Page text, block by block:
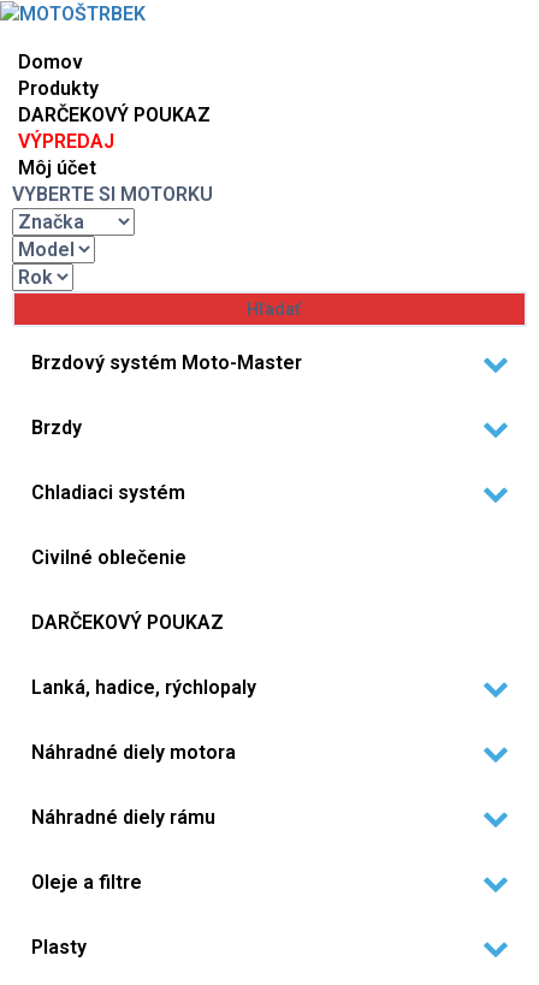
Domov
Produkty
DARČEKOVÝ POUKAZ
VÝPREDAJ
Môj účet
VYBERTE SI MOTORKU
Brzdový systém Moto-Master
Brzdy
Chladiaci systém
Civilné oblečenie
DARČEKOVÝ POUKAZ
Lanká, hadice, rýchlopaly
Náhradné diely motora
Náhradné diely rámu
Oleje a filtre
Plasty